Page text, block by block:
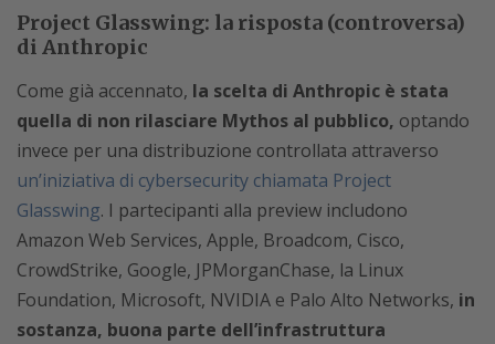
Project Glasswing: la risposta (controversa)
di Anthropic
Come già accennato, la scelta di Anthropic è stata
quella di non rilasciare Mythos al pubblico, optando
invece per una distribuzione controllata attraverso
un’iniziativa di cybersecurity chiamata Project
Glasswing. I partecipanti alla preview includono
Amazon Web Services, Apple, Broadcom, Cisco,
CrowdStrike, Google, JPMorganChase, la Linux
Foundation, Microsoft, NVIDIA e Palo Alto Networks, in
sostanza, buona parte dell’infrastruttura